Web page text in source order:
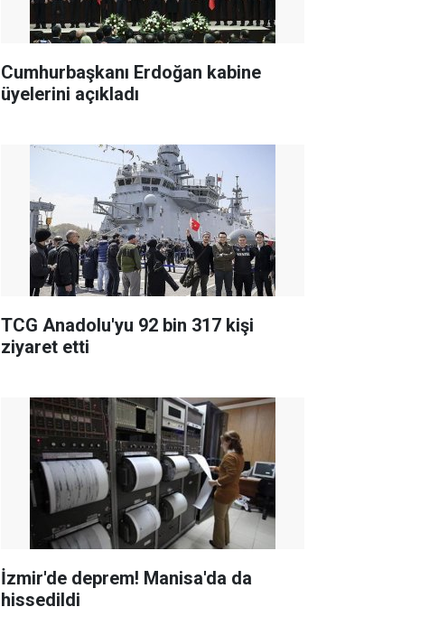
Cumhurbaşkanı Erdoğan kabine
üyelerini açıkladı
TCG Anadolu'yu 92 bin 317 kişi
ziyaret etti
İzmir'de deprem! Manisa'da da
hissedildi